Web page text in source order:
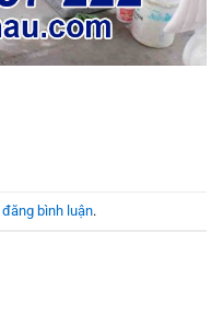
đăng bình luận.